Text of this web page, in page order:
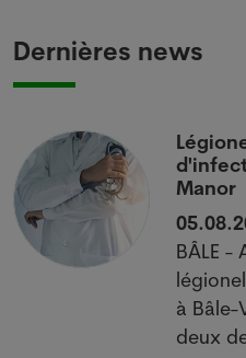
Dernières news
Manor
BÂLE -
à Bâle-
deux